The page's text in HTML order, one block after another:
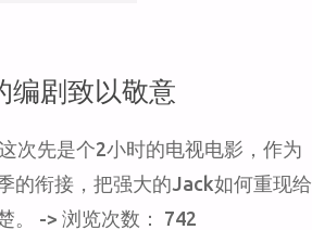
结"
编剧致以敬意
次先是个2小时的电视电影，作为
的衔接，把强大的Jack如何重现给
。 -> 浏览次数： 742